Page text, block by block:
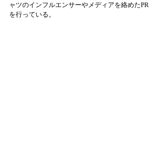
ャツのインフルエンサーやメディアを絡めたPR
を行っている。